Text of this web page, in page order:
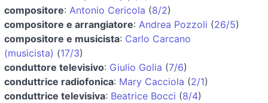
compositore: Antonio Cericola (8/2)
compositore e arrangiatore: Andrea Pozzoli (26/5)
compositore e musicista: Carlo Carcano
(musicista) (17/3)
conduttore televisivo: Giulio Golia (7/6)
conduttrice radiofonica: Mary Cacciola (2/1)
conduttrice televisiva: Beatrice Bocci (8/4)